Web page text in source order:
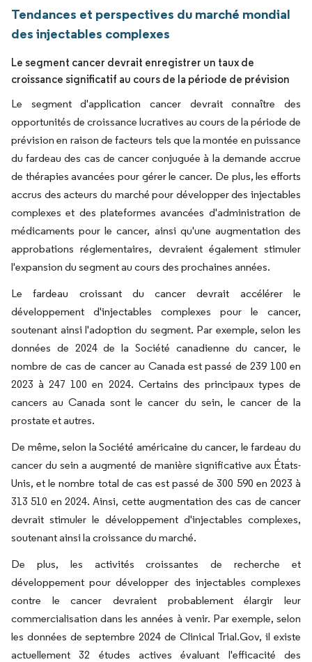
Tendances et perspectives du marché mondial
des injectables complexes
Le segment cancer devrait enregistrer un taux de
croissance significatif au cours de la période de prévision
Le segment d'application cancer devrait connaître des
opportunités de croissance lucratives au cours de la période de
prévision en raison de facteurs tels que la montée en puissance
du fardeau des cas de cancer conjuguée à la demande accrue
de thérapies avancées pour gérer le cancer. De plus, les efforts
accrus des acteurs du marché pour développer des injectables
complexes et des plateformes avancées d'administration de
médicaments pour le cancer, ainsi qu'une augmentation des
approbations réglementaires, devraient également stimuler
l'expansion du segment au cours des prochaines années.
Le fardeau croissant du cancer devrait accélérer le
développement d'injectables complexes pour le cancer,
soutenant ainsi l'adoption du segment. Par exemple, selon les
données de 2024 de la Société canadienne du cancer, le
nombre de cas de cancer au Canada est passé de 239 100 en
2023 à 247 100 en 2024. Certains des principaux types de
cancers au Canada sont le cancer du sein, le cancer de la
prostate et autres.
De même, selon la Société américaine du cancer, le fardeau du
cancer du sein a augmenté de manière significative aux États-
Unis, et le nombre total de cas est passé de 300 590 en 2023 à
313 510 en 2024. Ainsi, cette augmentation des cas de cancer
devrait stimuler le développement d'injectables complexes,
soutenant ainsi la croissance du marché.
De plus, les activités croissantes de recherche et
développement pour développer des injectables complexes
contre le cancer devraient probablement élargir leur
commercialisation dans les années à venir. Par exemple, selon
les données de septembre 2024 de Clinical Trial.Gov, il existe
actuellement 32 études actives évaluant l'efficacité des